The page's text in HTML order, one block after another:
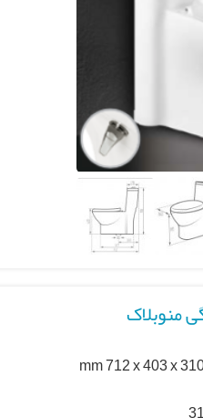
منوبلاک
mm 712 x 403 x